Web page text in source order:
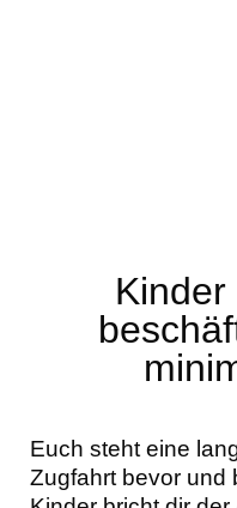
Euch steht eine
Zugfahrt bevor und